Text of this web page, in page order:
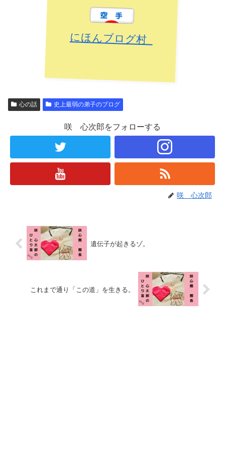
にほんブログ村
心の話 史上最弱の弟子のブログ
咲 心次郎をフォローする
咲 心次郎
遺伝子が起きるゾ。
これまで通り「この道」を生きる。